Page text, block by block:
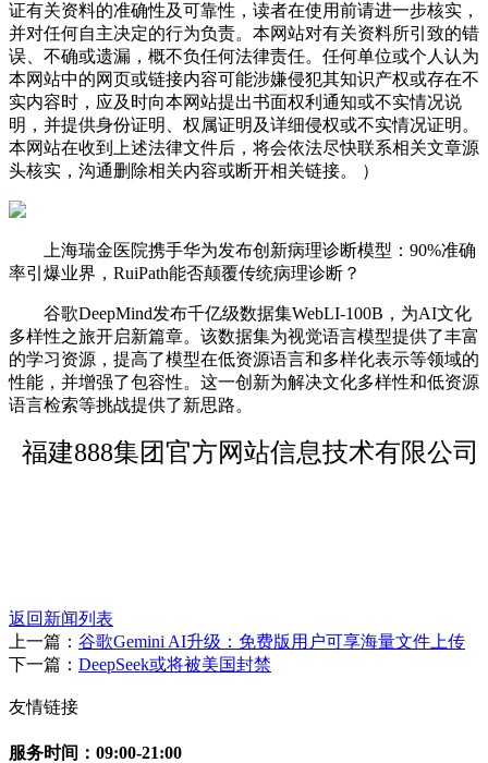
证有关资料的准确性及可靠性，读者在使用前请进一步核实，
并对任何自主决定的行为负责。本网站对有关资料所引致的错
误、不确或遗漏，概不负任何法律责任。任何单位或个人认为
本网站中的网页或链接内容可能涉嫌侵犯其知识产权或存在不
实内容时，应及时向本网站提出书面权利通知或不实情况说
明，并提供身份证明、权属证明及详细侵权或不实情况证明。
本网站在收到上述法律文件后，将会依法尽快联系相关文章源
头核实，沟通删除相关内容或断开相关链接。 ）
上海瑞金医院携手华为发布创新病理诊断模型：90%准确
率引爆业界，RuiPath能否颠覆传统病理诊断？
谷歌DeepMind发布千亿级数据集WebLI-100B，为AI文化
多样性之旅开启新篇章。该数据集为视觉语言模型提供了丰富
的学习资源，提高了模型在低资源语言和多样化表示等领域的
性能，并增强了包容性。这一创新为解决文化多样性和低资源
语言检索等挑战提供了新思路。
福建888集团官方网站信息技术有限公司
返回新闻列表
上一篇： 谷歌Gemini AI升级：免费版用户可享海量文件上传
下一篇： DeepSeek或将被美国封禁
友情链接
服务时间：09:00-21:00